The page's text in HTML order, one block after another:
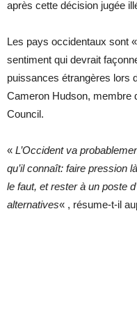
après cette décision jugée
Les pays occidentaux sont
sentiment qui devrait
puissances étrangères lors
Cameron Hudson, membre
Council.
« L’Occident va
qu’il connaît: faire pression
le faut, et rester à un poste
alternatives« , résume-t-il